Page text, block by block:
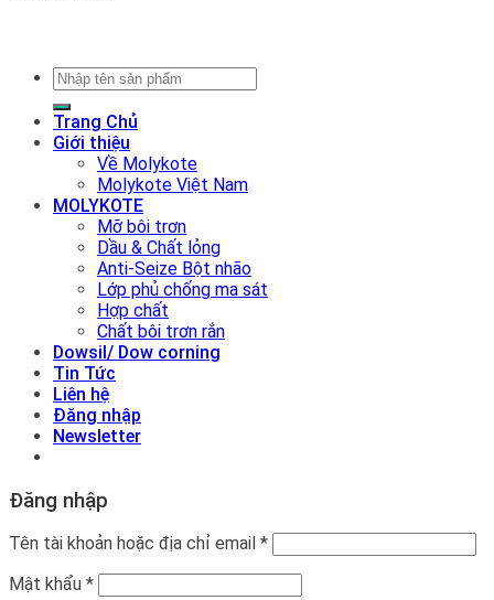
Tìm
kiếm:
Trang Chủ
Giới thiệu
Về Molykote
Molykote Việt Nam
MOLYKOTE
Mỡ bôi trơn
Dầu & Chất lỏng
Anti-Seize Bột nhão
Lớp phủ chống ma sát
Hợp chất
Chất bôi trơn rắn
Dowsil/ Dow corning
Tin Tức
Liên hệ
Đăng nhập
Newsletter
Đăng nhập
Tên tài khoản hoặc địa chỉ email *
Mật khẩu *